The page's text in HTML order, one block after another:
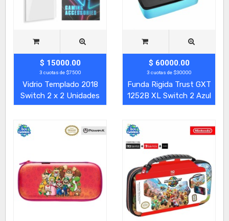
$ 15000.00
3 cuotas de $7500
Vidrio Templado 2018
Switch 2 x 2 Unidades
$ 60000.00
3 cuotas de $30000
Funda Rigida Trust GXT
1252B XL Switch 2 Azul